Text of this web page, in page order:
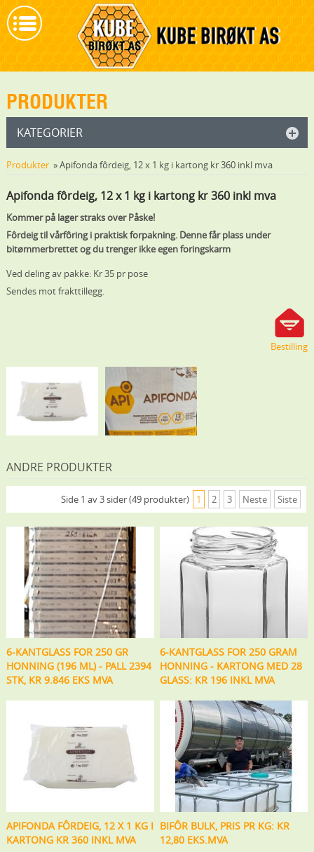
PRODUKTER
KATEGORIER
Produkter» Apifonda fôrdeig, 12 x 1 kg i kartong kr 360 inkl mva
Apifonda fôrdeig, 12 x 1 kg i kartong kr 360 inkl mva
Kommer på lager straks over Påske!
Fôrdeig til vårfôring i praktisk forpakning. Denne får plass under
bitømmerbrettet og du trenger ikke egen foringskarm
Ved deling av pakke: Kr 35 pr pose
Sendes mot frakttillegg.
Bestilling
ANDRE PRODUKTER
Side 1 av 3 sider (49 produkter) 1 2 3 Neste Siste
6-KANTGLASS FOR 250 GR
HONNING (196 ML) - PALL 2394
STK, KR 9.846 EKS MVA
6-KANTGLASS FOR 250 GRAM
HONNING - KARTONG MED 28
GLASS: KR 196 INKL MVA
APIFONDA FÔRDEIG, 12 X 1 KG I
KARTONG KR 360 INKL MVA
BIFÔR BULK, PRIS PR KG: KR
12,80 EKS.MVA